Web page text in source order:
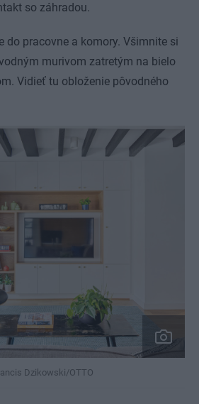
so záhradou.
do pracovne a komory. Všimnite si
murivom zatretým na bielo
Vidieť tu obloženie pôvodného
Dzikowski/OTTO